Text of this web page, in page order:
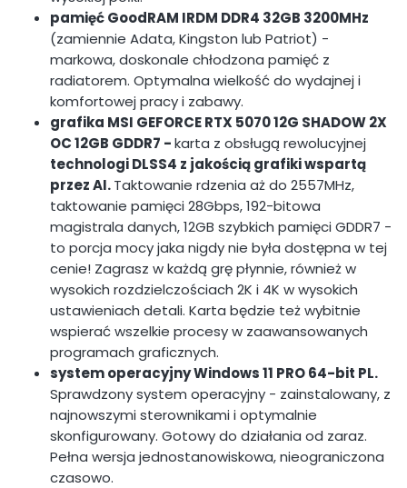
pamięć GoodRAM IRDM DDR4 32GB 3200MHz
(zamiennie Adata, Kingston lub Patriot) -
markowa, doskonale chłodzona pamięć z
radiatorem. Optymalna wielkość do wydajnej i
komfortowej pracy i zabawy.
grafika MSI GEFORCE RTX 5070 12G SHADOW 2X
OC 12GB GDDR7 -karta z obsługą rewolucyjnej
technologi DLSS4 z jakością grafiki wspartą
przez AI.Taktowanie rdzenia aż do 2557MHz,
taktowanie pamięci 28Gbps, 192-bitowa
magistrala danych, 12GB szybkich pamięci GDDR7 -
to porcja mocy jaka nigdy nie była dostępna w tej
cenie! Zagrasz w każdą grę płynnie, również w
wysokich rozdzielczościach 2K i 4K w wysokich
ustawieniach detali. Karta będzie też wybitnie
wspierać wszelkie procesy w zaawansowanych
programach graficznych.
system operacyjny Windows 11 PRO 64-bit PL.
Sprawdzony system operacyjny - zainstalowany, z
najnowszymi sterownikami i optymalnie
skonfigurowany. Gotowy do działania od zaraz.
Pełna wersja jednostanowiskowa, nieograniczona
czasowo.